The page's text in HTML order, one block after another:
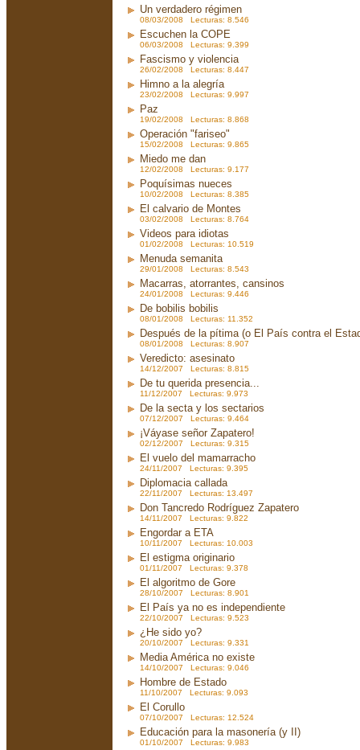
Un verdadero régimen
08/03/2008 Lecturas: 8.546
Escuchen la COPE
06/03/2008 Lecturas: 9.399
Fascismo y violencia
26/02/2008 Lecturas: 8.447
Himno a la alegría
23/02/2008 Lecturas: 9.997
Paz
19/02/2008 Lecturas: 8.868
Operación "fariseo"
15/02/2008 Lecturas: 9.865
Miedo me dan
12/02/2008 Lecturas: 9.177
Poquísimas nueces
10/02/2008 Lecturas: 8.385
El calvario de Montes
03/02/2008 Lecturas: 8.764
Videos para idiotas
01/02/2008 Lecturas: 10.519
Menuda semanita
29/01/2008 Lecturas: 8.543
Macarras, atorrantes, cansinos
24/01/2008 Lecturas: 9.446
De bobilis bobilis
08/01/2008 Lecturas: 11.352
Después de la pítima (o El País contra el
08/01/2008 Lecturas: 8.907
Veredicto: asesinato
14/12/2007 Lecturas: 8.815
De tu querida presencia...
11/12/2007 Lecturas: 9.973
De la secta y los sectarios
07/12/2007 Lecturas: 9.464
¡Váyase señor Zapatero!
02/12/2007 Lecturas: 9.315
El vuelo del mamarracho
24/11/2007 Lecturas: 9.395
Diplomacia callada
22/11/2007 Lecturas: 13.497
Don Tancredo Rodríguez Zapatero
14/11/2007 Lecturas: 9.822
Engordar a ETA
10/11/2007 Lecturas: 10.003
El estigma originario
01/11/2007 Lecturas: 9.378
El algoritmo de Gore
28/10/2007 Lecturas: 8.901
El País ya no es independiente
22/10/2007 Lecturas: 9.523
¿He sido yo?
20/10/2007 Lecturas: 9.331
Media América no existe
14/10/2007 Lecturas: 9.046
Hombre de Estado
11/10/2007 Lecturas: 9.093
El Corullo
07/10/2007 Lecturas: 12.524
Educación para la masonería (y II)
01/10/2007 Lecturas: 9.983